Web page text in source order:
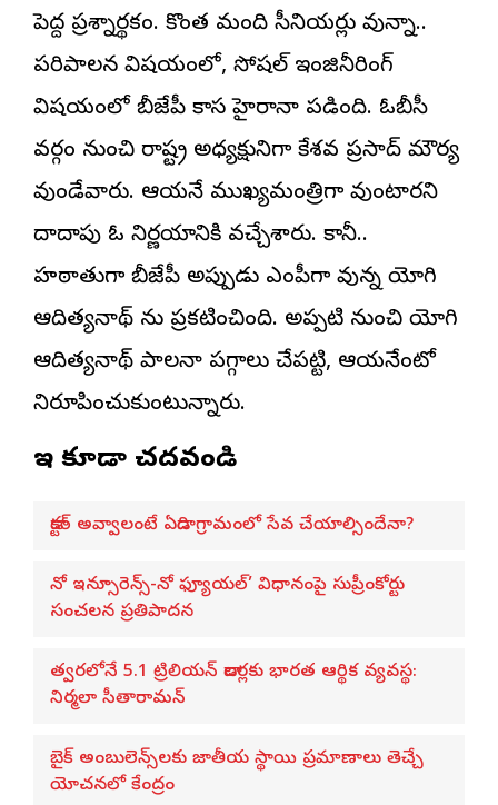
పెద్ద ప్రశ్నార్థకం. కొంత మంది సీనియర్లు వున్నా..
పరిపాలన విషయంలో, సోషల్ ఇంజినీరింగ్
విషయంలో బీజేపీ కాస్త హైరానా పడింది. ఓబీసీ
వర్గం నుంచి రాష్ట్ర అధ్యక్షునిగా కేశవ ప్రసాద్ మౌర్య
వుండేవారు. ఆయనే ముఖ్యమంత్రిగా వుంటారని
దాదాపు ఓ నిర్ణయానికి వచ్చేశారు. కానీ..
హఠాత్తుగా బీజేపీ అప్పుడు ఎంపీగా వున్న యోగి
ఆదిత్యనాథ్ ను ప్రకటించింది. అప్పటి నుంచి యోగి
ఆదిత్యనాథ్ పాలనా పగ్గాలు చేపట్టి, ఆయనేంటో
నిరూపించుకుంటున్నారు.
ఇవి కూడా చదవండి
డాక్టర్ అవ్వాలంటే ఏడాది గ్రామంలో సేవ చేయాల్సిందేనా?
నో ఇన్సూరెన్స్-నో ఫ్యూయల్’ విధానంపై సుప్రీంకోర్టు
సంచలన ప్రతిపాదన
త్వరలోనే 5.1 ట్రిలియన్ డాలర్లకు భారత ఆర్థిక వ్యవస్థ:
నిర్మలా సీతారామన్
బైక్ అంబులెన్స్‌లకు జాతీయ స్థాయి ప్రమాణాలు తెచ్చే
యోచనలో కేంద్రం